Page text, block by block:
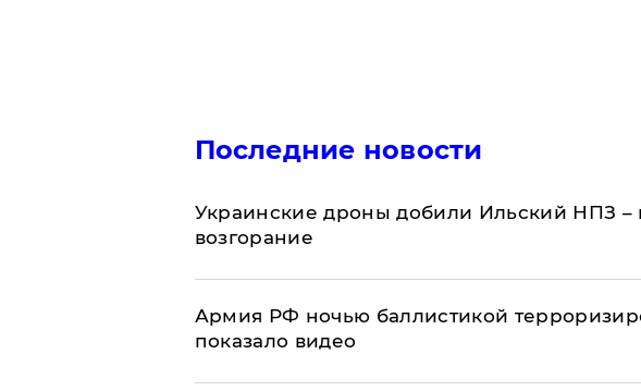
Последние новости
Украинские дроны добили Ильский НПЗ –
возгорание
Армия РФ ночью баллистикой
показало видео